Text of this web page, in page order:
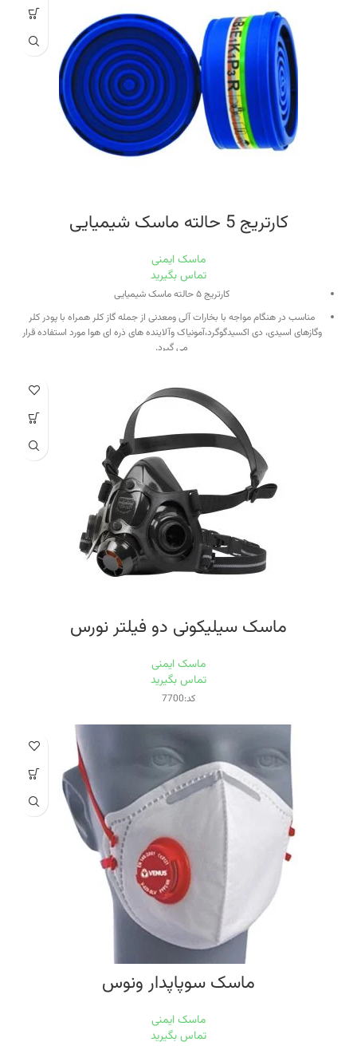
کارتریج 5 حالته ماسک شیمیایی
ماسک ایمنی
تماس بگیرید
کارتریج ۵ حالته ماسک شیمیایی
مناسب در هنگام مواجه با بخارات آلی ومعدنی از جمله گاز کلر همراه با پودر کلر
وگازهای اسیدی، دی اکسیدگوگرد،آمونیاک وآلاینده های ذره ای هوا مورد استفاده قرار
می گیرد.
جنس بدنه فیلتر : پلی پروپیلین • نوع فیلتر ها: ذغال فعال و فیلتر کاغذی • شرایط
نگه داری : دما بین C˚ 20_ تا C˚50+ و در رطوبت RH<80% • وزن: 125 گرم
ماسک سیلیکونی دو فیلتر نورس
ماسک ایمنی
تماس بگیرید
کد:7700
ماسک سوپاپدار ونوس
ماسک ایمنی
تماس بگیرید